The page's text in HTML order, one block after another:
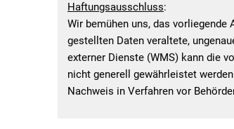
Haftungsausschluss:
Wir bemühen uns, das
gestellten Daten veraltete,
externer Dienste (WMS) kann die
nicht generell gewährleistet
Nachweis in Verfahren vor